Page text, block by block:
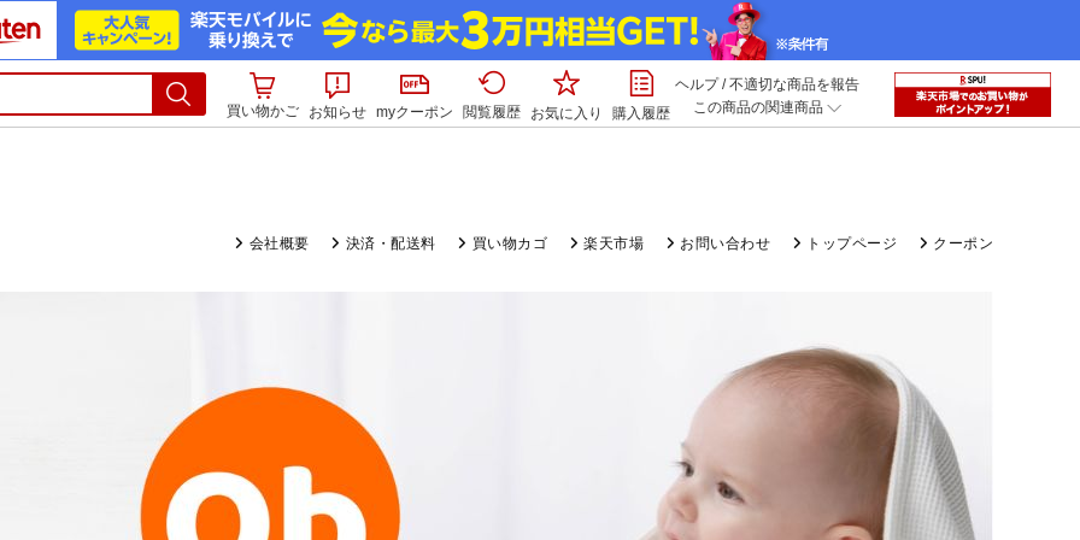
買い物かご お知らせ myクーポン 閲覧履歴 お気に入り 購入履歴
ヘルプ/不適切な商品を報告
この商品の関連商品